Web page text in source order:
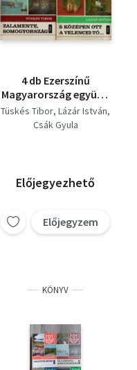
4 db Ezerszínű
Magyarország együtt:
Zalamente,
Somogyország, S
pusztaság, A nyugati
kapu.
Tüskés Tibor Lázár István
Csák Gyula
Előjegyezhető
Előjegyzem
KÖNYV